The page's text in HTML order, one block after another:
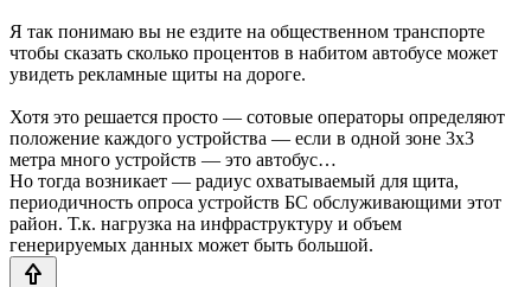
Я так понимаю вы не ездите на общественном транспорте
чтобы сказать сколько процентов в набитом автобусе может
увидеть рекламные щиты на дороге.
Хотя это решается просто — сотовые операторы определяют
положение каждого устройства — если в одной зоне 3х3
метра много устройств — это автобус…
Но тогда возникает — радиус охватываемый для щита,
периодичность опроса устройств БС обслуживающими этот
район. Т.к. нагрузка на инфраструктуру и объем
генерируемых данных может быть большой.